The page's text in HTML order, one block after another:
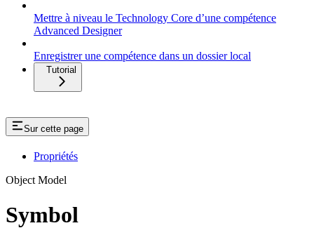
Mettre à niveau le Technology Core d’une compétence
Advanced Designer
Enregistrer une compétence dans un dossier local
Tutorial
Sur cette page
Propriétés
Object Model
Symbol